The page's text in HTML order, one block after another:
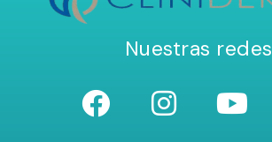
Nuestras redes